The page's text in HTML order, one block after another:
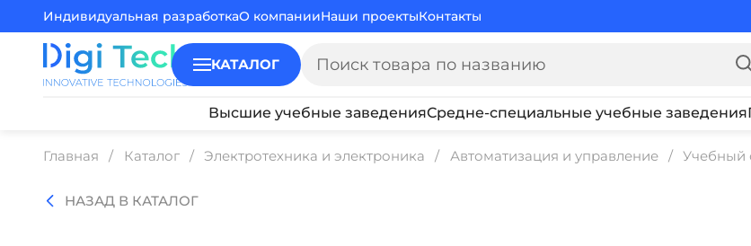
Индивидуальная разработкаО компанииНаши проектыКонтакты
КАТАЛОГ
Высшие учебные заведенияСредне-специальные учебные заведения
Главная Каталог Электротехника и электроника Автоматизация и управление Учебный
НАЗАД В КАТАЛОГ